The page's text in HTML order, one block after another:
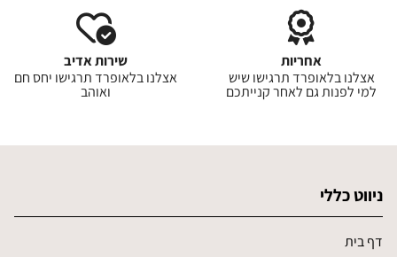
אחריות
אצלנו בלאופרד תרגישו שיש
למי לפנות גם לאחר קנייתכם
שירות אדיב
אצלנו בלאופרד תרגישו יחס חם
ואוהב
ניווט כללי
דף בית